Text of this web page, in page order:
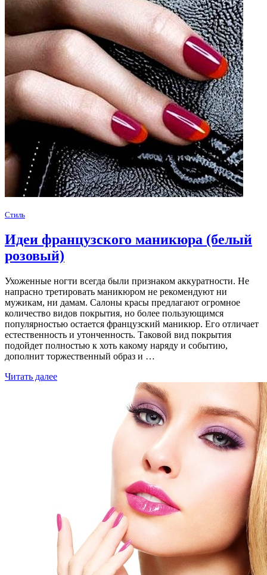
Стиль
Идеи французского маникюра (белый
розовый)
Ухоженные ногти всегда были признаком аккуратности. Не
напрасно третировать маникюром не рекомендуют ни
мужикам, ни дамам. Салоны красы предлагают огромное
количество видов покрытия, но более пользующимся
популярностью остается французский маникюр. Его отличает
естественность и утонченность. Таковой вид покрытия
подойдет полностью к хоть какому наряду и событию,
дополнит торжественный образ и …
Читать далее